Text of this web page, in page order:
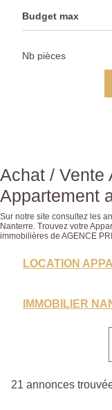
Achat / Vente
Appartement
Sur notre site consultez les
Nanterre. Trouvez votre
immobilières de AGENCE
LOCATION
IMMOBILIER
21 annonces